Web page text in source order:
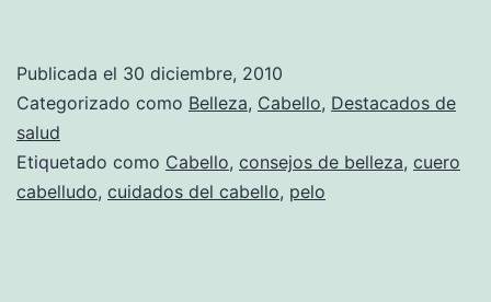
de
cuero
Publicada el 30 diciembre, 2010
Categorizado como Belleza, Cabello, Destacados de
salud
Etiquetado como Cabello, consejos de belleza, cuero
cabelludo, cuidados del cabello, pelo